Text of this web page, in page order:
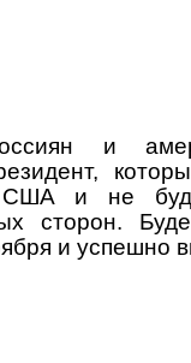
и
США и не
сторон.
и успешно